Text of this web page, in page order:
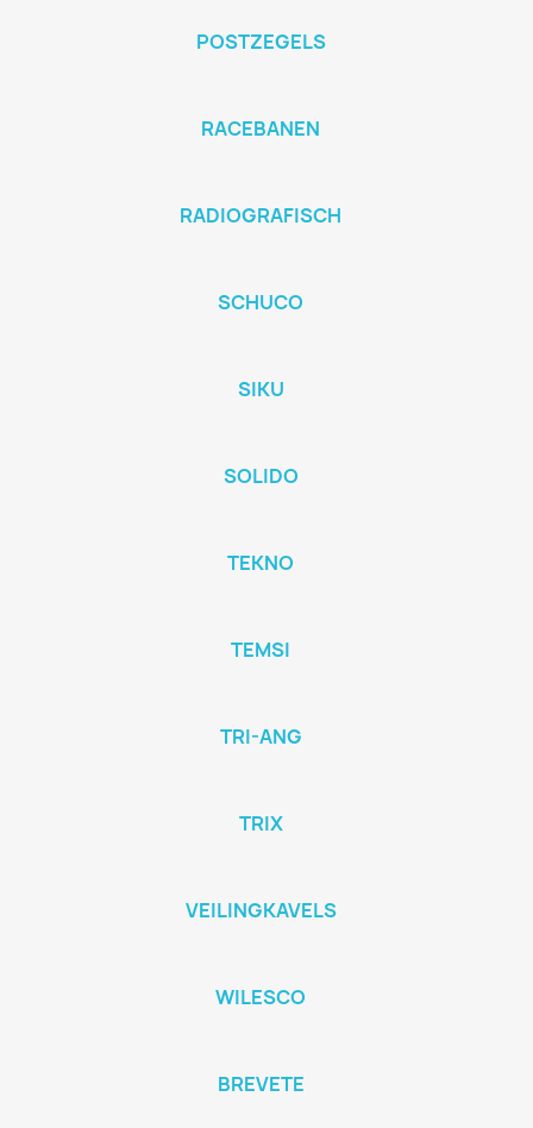
POSTZEGELS
RACEBANEN
RADIOGRAFISCH
SCHUCO
SIKU
SOLIDO
TEKNO
TEMSI
TRI-ANG
TRIX
VEILINGKAVELS
WILESCO
BREVETE